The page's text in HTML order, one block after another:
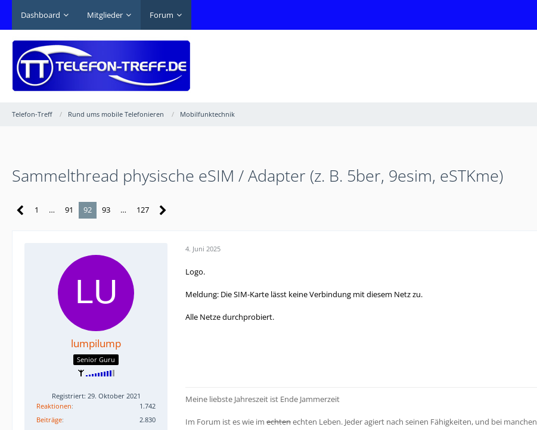
Dashboard Mitglieder Forum
Telefon-Treff Rund ums mobile Telefonieren Mobilfunktechnik
Sammelthread physische eSIM / Adapter (z. B. 5ber, 9esim, eSTKme)
1 … 91 92 93 … 127
lumpilump
Senior Guru
Registriert: 29. Oktober 2021
Reaktionen
1.742
Beiträge
2.830
4. Juni 2025
Logo.
Meldung: Die SIM-Karte lässt keine Verbindung mit diesem Netz zu.
Alle Netze durchprobiert.
Meine liebste Jahreszeit ist Ende Jammerzeit
Im Forum ist es wie im echtenechten Leben. Jeder agiert nach seinen Fähigkeiten, und bei manchen